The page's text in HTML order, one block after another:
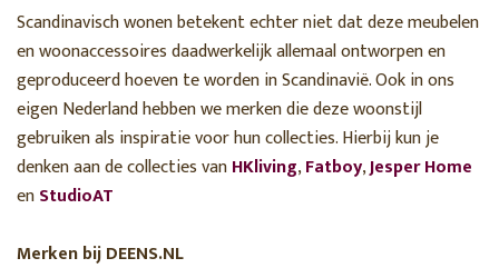
Scandinavisch wonen betekent echter niet dat deze meubelen
en woonaccessoires daadwerkelijk allemaal ontworpen en
geproduceerd hoeven te worden in Scandinavië. Ook in ons
eigen Nederland hebben we merken die deze woonstijl
gebruiken als inspiratie voor hun collecties. Hierbij kun je
denken aan de collecties vanHKliving,Fatboy,Jesper Home
enStudioAT
Merken bij DEENS.NL